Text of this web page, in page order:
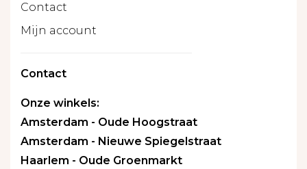
Contact
Mijn account
Contact
Onze winkels:
Amsterdam - Oude Hoogstraat
Amsterdam - Nieuwe Spiegelstraat
Haarlem - Oude Groenmarkt